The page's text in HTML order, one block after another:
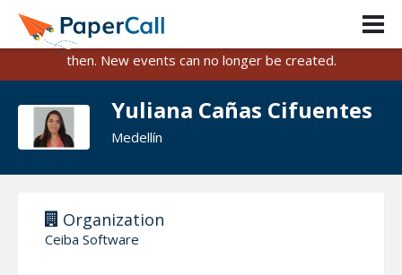
PaperCall is shutting down on August 31, 2026.
Existing events and submissions will remain available until
then. New events can no longer be created.
Yuliana Cañas Cifuentes
Medellín
Organization
Ceiba Software